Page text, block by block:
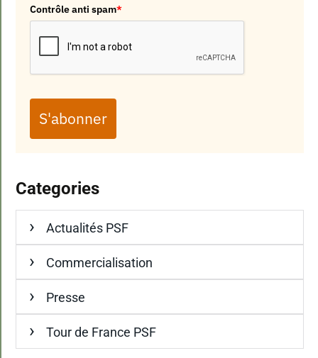
Contrôle anti spam*
S'abonner
Categories
Actualités PSF
Commercialisation
Presse
Tour de France PSF